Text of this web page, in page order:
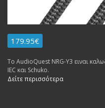
179.95€
Το AudioQuest NRG-Y3 ειναι
IEC και Schuko.
Δείτε περισσότερα